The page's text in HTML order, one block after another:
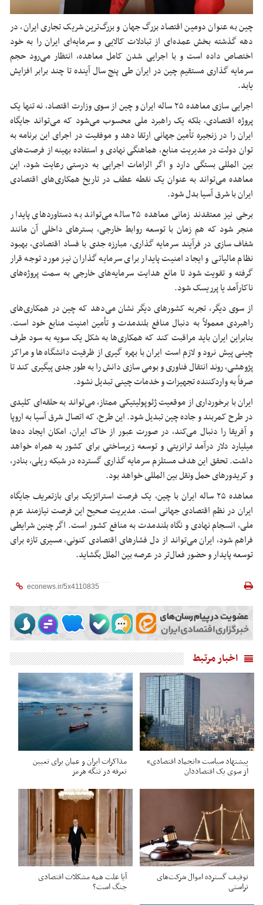
چین به عنوان دومین اقتصاد بزرگ جهان و بزرگ‌ترین شریک تجاری ایران، در
دهه گذشته بخش عمده‌ای از تبادلات کالایی و سرمایه‌ای ایران را به خود
اختصاص داده است و با اجرایی شدن کامل معاهده، انتظار می‌رود حجم
سرمایه گذاری مستقیم چین در ایران طی پنج سال آینده تا چند برابر افزایش
یابد.
اجرایی سازی معاهده ۲۵ ساله ایران و چین از سوی وزارت اقتصاد، نه تنها یک
پروژه اقتصادی، بلکه یک راهبرد ملی محسوب می‌شود که می‌تواند جایگاه
ایران را در زنجیره تأمین جهانی ارتقا دهد و موفقیت در اجرای این برنامه به
توان دولت در مدیریت منابع، هماهنگی نهادی و استفاده بهینه از فرصت‌های
بین المللی بستگی دارد و اگر الزامات اجرایی به درستی رعایت شود، این
معاهده می‌تواند به عنوان یک نقطه عطف در تاریخ همکاری‌های اقتصادی
ایران با شرق آسیا بدل شود.
برخی نیز معتقدند زمانی معاهده ۲۵ ساله می‌تواند به دستاوردهای پایدار
منجر شود که هم زمان با توسعه روابط خارجی، بسترهای داخلی آن مانند
شفاف سازی در فرآیند سرمایه گذاری، مبارزه جدی با فساد اقتصادی، بهبود
نظام مالیاتی و ایجاد امنیت پایدار برای سرمایه گذاران نیز مورد توجه قرار
گرفته و تقویت شود تا مانع هدایت سرمایه‌های خارجی به سمت پروژه‌های
ناکارآمد یا پرریسک شود.
از سوی دیگر، تجربه کشورهای دیگر نشان می‌دهد که چین در همکاری‌های
راهبردی معمولاً به دنبال منافع بلندمدت و تأمین امنیت منابع خود است.
بنابراین ایران باید مراقبت کند که همکاری‌ها به شکل یک سویه به سود طرف
چینی پیش نرود و لازم است ایران با بهره گیری از ظرفیت دانشگاه‌ها و مراکز
پژوهشی، روند انتقال فناوری و بومی سازی دانش را به طور جدی پیگیری کند تا
صرفاً به واردکننده تجهیزات و خدمات چینی تبدیل نشود.
ایران با برخورداری از موقعیت ژئوپولیتیکی ممتاز، می‌تواند به حلقه‌ای کلیدی
در طرح کمربند و جاده چین تبدیل شود. این طرح، که اتصال شرق آسیا به اروپا
و آفریقا را دنبال می‌کند، در صورت عبور از خاک ایران، امکان ایجاد ده‌ها
میلیارد دلار درآمد ترانزیتی و توسعه زیرساختی برای کشور به همراه خواهد
داشت. تحقق این هدف مستلزم سرمایه گذاری گسترده در شبکه ریلی، بنادر،
و کریدورهای حمل ونقل بین المللی خواهد بود.
معاهده ۲۵ ساله ایران با چین، یک فرصت استراتژیک برای بازتعریف جایگاه
ایران در نظم اقتصادی جهانی است. مدیریت صحیح این فرصت نیازمند عزم
ملی، انسجام نهادی و نگاه بلندمدت به منافع کشور است. اگر چنین شرایطی
فراهم شود، ایران می‌تواند از دل فشارهای اقتصادی کنونی، مسیری تازه برای
توسعه پایدار و حضور فعال‌تر در عرصه بینالمللبگشاید.
اخبار مرتبط
پیشنهاد سیاست «انجماد اقتصادی»
از سوی یک اقتصاددان
مذاکرات ایران و عمان برای تعیین
تعرفه در تنگه هرمز
توقیف گسترده اموال شرکت‌های
تراستی
آیا علت همه مشکلات اقتصادی
جنگ است؟